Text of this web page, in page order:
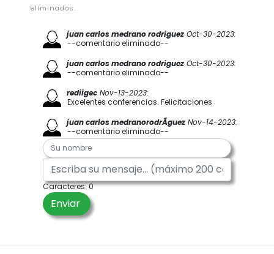
eliminados.
juan carlos medrano rodriguez Oct-30-2023:
--comentario eliminado--
juan carlos medrano rodriguez Oct-30-2023:
--comentario eliminado--
rediigec Nov-13-2023:
Excelentes conferencias. Felicitaciones
juan carlos medranorodrÃ­guez Nov-14-2023:
--comentario eliminado--
Caracteres:0
Enviar